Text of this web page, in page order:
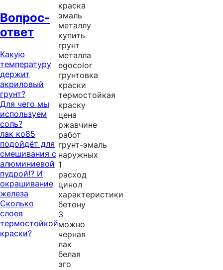
р
а
с
к
а
ш
а
р
о
в
а
я
п
о
м
е
Вопрос-
ответ
Какую
температуру
держит
акриловый
грунт?
Для чего мы
используем
соль?
лак ко85
подойдёт для
смешивания с
алюминиевой
пудрой!? И
окрашивание
железа
Сколько
слоев
термостойкой
краски?
краска
эмаль
металлу
купить
грунт
металла
egocolor
грунтовка
краски
термостойкая
краску
цена
ржавчине
работ
грунт-эмаль
наружных
1
расход
цинол
характеристики
бетону
3
можно
черная
лак
белая
эго